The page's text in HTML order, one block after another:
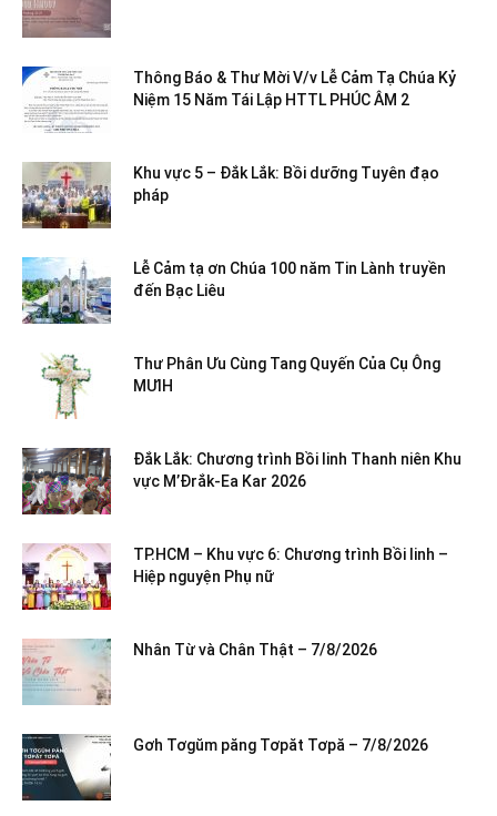
Thông Báo & Thư Mời V/v Lễ Cảm Tạ Chúa Kỷ
Niệm 15 Năm Tái Lập HTTL PHÚC ÂM 2
Khu vực 5 – Đắk Lắk: Bồi dưỡng Tuyên đạo
pháp
Lễ Cảm tạ ơn Chúa 100 năm Tin Lành truyền
đến Bạc Liêu
Thư Phân Ưu Cùng Tang Quyến Của Cụ Ông
MƯIH
Đắk Lắk: Chương trình Bồi linh Thanh niên Khu
vực M’Đrắk-Ea Kar 2026
TP.HCM – Khu vực 6: Chương trình Bồi linh –
Hiệp nguyện Phụ nữ
Nhân Từ và Chân Thật – 7/8/2026
Gơh Tơgŭm păng Tơpăt Tơpă – 7/8/2026